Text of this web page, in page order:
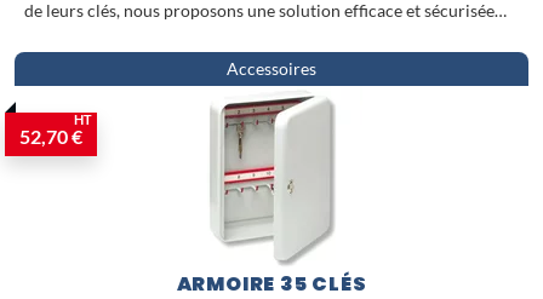
de leurs clés, nous proposons une solution efficace et sécurisée…
Accessoires
52,70 €
HT
ARMOIRE 35 CLÉS